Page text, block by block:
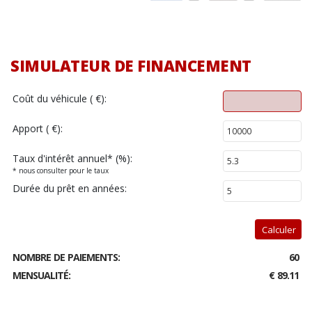
SIMULATEUR DE FINANCEMENT
Coût du véhicule ( €):
Apport ( €):
Taux d'intérêt annuel* (%):
* nous consulter pour le taux
Durée du prêt en années:
Calculer
NOMBRE DE PAIEMENTS:
60
MENSUALITÉ:
€ 89.11